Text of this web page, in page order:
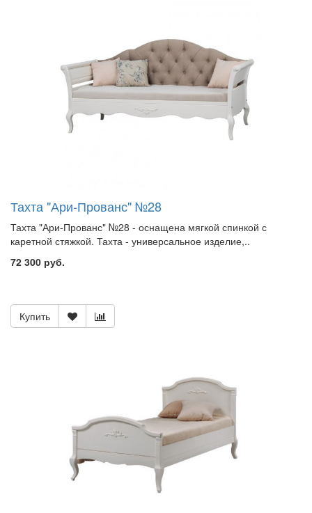
Тахта "Ари-Прованс" №28
Тахта "Ари-Прованс" №28 - оснащена мягкой спинкой с
каретной стяжкой. Тахта - универсальное изделие,..
72 300 руб.
Купить